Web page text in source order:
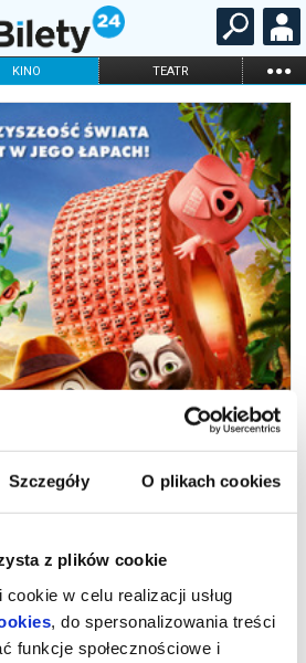
Szczegóły O plikach cookies
z plików cookie
w celu realizacji usług
, do spersonalizowania treści
funkcje społecznościowe i
KINO TEATR ...
I BALET
STAND-UP
ONLINE KARNETY